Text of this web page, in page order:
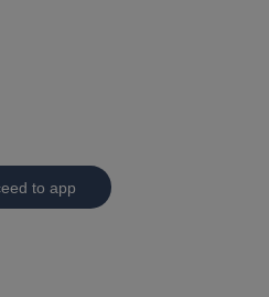
to app